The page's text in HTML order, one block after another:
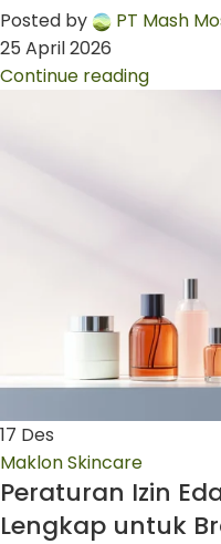
Posted by
PT Mash
25 April 2026
Continue reading
17 Des
Maklon Skincare
Peraturan Izin
Lengkap untuk